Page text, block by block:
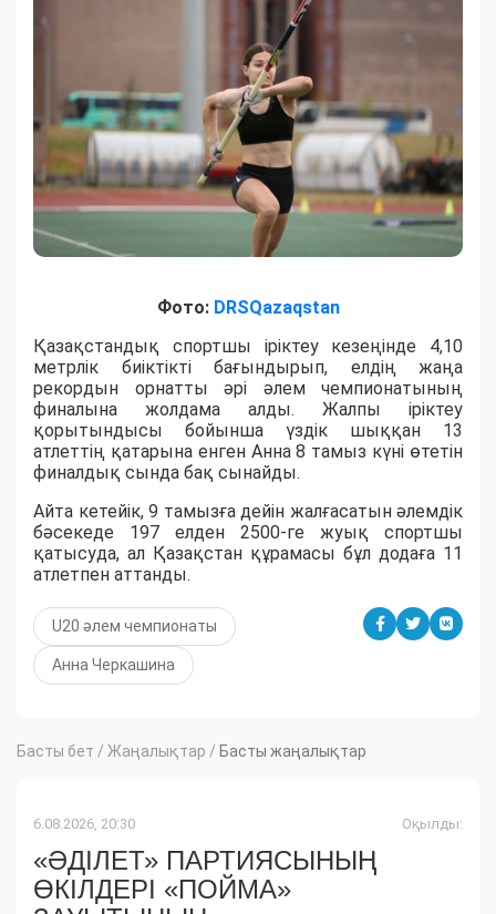
Фото: DRSQazaqstan
Қазақстандық спортшы іріктеу кезеңінде 4,10
метрлік биіктікті бағындырып, елдің жаңа
рекордын орнатты әрі әлем чемпионатының
финалына жолдама алды. Жалпы іріктеу
қорытындысы бойынша үздік шыққан 13
атлеттің қатарына енген Анна 8 тамыз күні өтетін
финалдық сында бақ сынайды.
Айта кетейік, 9 тамызға дейін жалғасатын әлемдік
бәсекеде 197 елден 2500-ге жуық спортшы
қатысуда, ал Қазақстан құрамасы бұл додаға 11
атлетпен аттанды.
U20 әлем чемпионаты
Анна Черкашина
Басты бет / Жаңалықтар / Басты жаңалықтар
6.08.2026, 20:30 Оқылды:
«ӘДІЛЕТ» ПАРТИЯСЫНЫҢ
ӨКІЛДЕРІ «ПОЙМА»